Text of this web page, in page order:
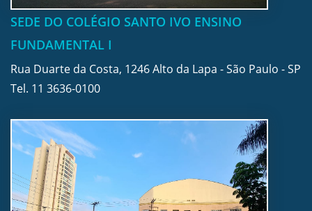
SEDE DO COLÉGIO SANTO IVO ENSINO
FUNDAMENTAL I
Rua Duarte da Costa, 1246 Alto da Lapa - São Paulo - SP
Tel. 11 3636-0100